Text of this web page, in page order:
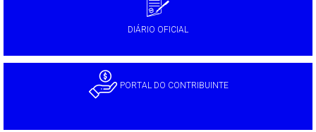
DIÁRIO OFICIAL
PORTAL DO CONTRIBUINTE